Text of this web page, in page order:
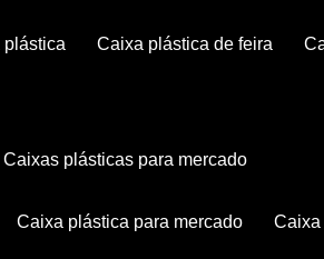
plástica caixa plástica de feira
caixas plásticas para mercado
caixa plástica para mercado